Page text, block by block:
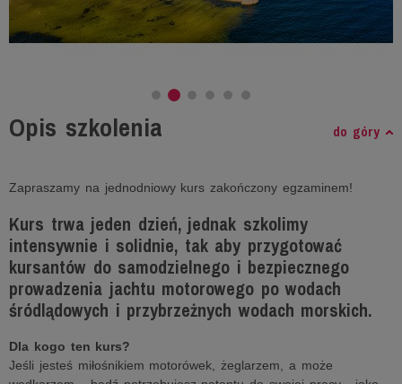
Opis szkolenia do góry
Zapraszamy na jednodniowy kurs zakończony egzaminem!
Kurs trwa jeden dzień, jednak szkolimy
intensywnie i solidnie, tak aby przygotować
kursantów do samodzielnego i bezpiecznego
prowadzenia jachtu motorowego po wodach
śródlądowych i przybrzeżnych wodach morskich.
Dla kogo ten kurs?
Jeśli jesteś miłośnikiem motorówek, żeglarzem, a może